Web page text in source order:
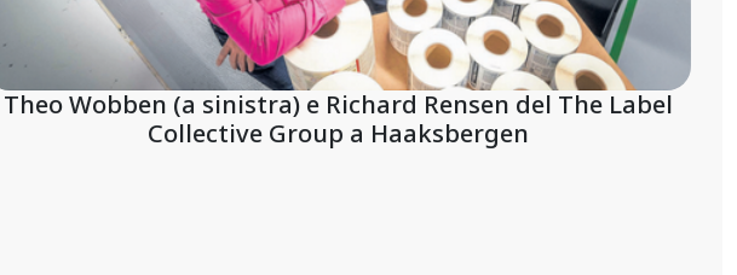
Theo Wobben (a sinistra) e Richard Rensen del The Label
Collective Group a Haaksbergen